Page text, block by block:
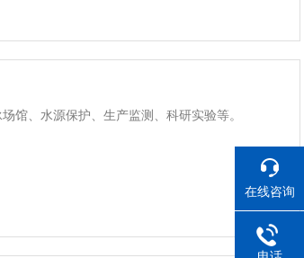
馆、水源保护、生产监测、科研实验等。
在线咨询